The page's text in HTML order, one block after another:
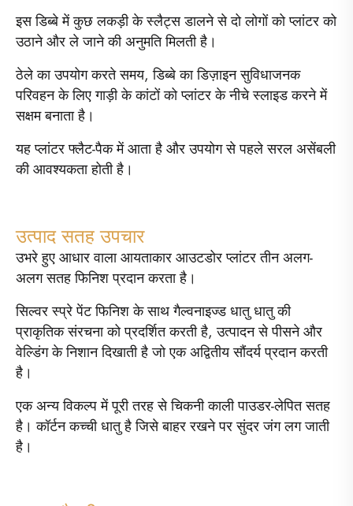
इस डिब्बे में कुछ लकड़ी के स्लैट्स डालने से दो लोगों को प्लांटर को
उठाने और ले जाने की अनुमति मिलती है।
ठेले का उपयोग करते समय, डिब्बे का डिज़ाइन सुविधाजनक
परिवहन के लिए गाड़ी के कांटों को प्लांटर के नीचे स्लाइड करने में
सक्षम बनाता है।
यह प्लांटर फ्लैट-पैक में आता है और उपयोग से पहले सरल असेंबली
की आवश्यकता होती है।
उत्पाद सतह उपचार
उभरे हुए आधार वाला आयताकार आउटडोर प्लांटर तीन अलग-
अलग सतह फिनिश प्रदान करता है।
सिल्वर स्प्रे पेंट फिनिश के साथ गैल्वनाइज्ड धातु धातु की
प्राकृतिक संरचना को प्रदर्शित करती है, उत्पादन से पीसने और
वेल्डिंग के निशान दिखाती है जो एक अद्वितीय सौंदर्य प्रदान करती
है।
एक अन्य विकल्प में पूरी तरह से चिकनी काली पाउडर-लेपित सतह
है। कॉर्टन कच्ची धातु है जिसे बाहर रखने पर सुंदर जंग लग जाती
है।